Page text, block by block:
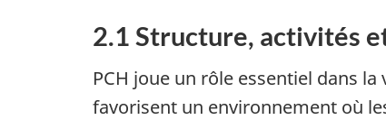
2.1 Structure, activités
PCH joue un rôle essentiel dans
favorisent un environnement où